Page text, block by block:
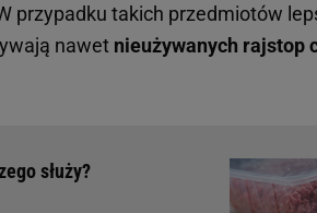
przypadku takich przedmiotów
nawet nieużywanych rajstop
służy?